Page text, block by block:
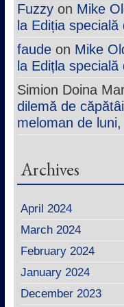
Fuzzyon Mike
la Ediția
faudeon Mike
la Edițla
Simion Doina
dilemă de
meloman de
Archives
April 2024
March 2024
February 2024
January 2024
December 2023